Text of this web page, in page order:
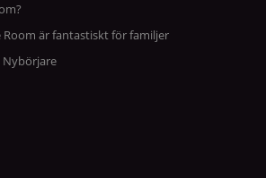
Room är fantastiskt för familjer
Nybörjare